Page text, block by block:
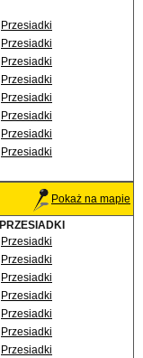
Przesiadki
Przesiadki
Przesiadki
Przesiadki
Przesiadki
Przesiadki
Przesiadki
Przesiadki
Pokaż na mapie
PRZESIADKI
Przesiadki
Przesiadki
Przesiadki
Przesiadki
Przesiadki
Przesiadki
Przesiadki